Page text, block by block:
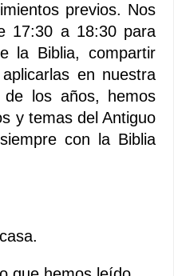
previos. Nos
17:30 a 18:30 para
la Biblia, compartir
en nuestra
los años, hemos
y temas del Antiguo
con la Biblia